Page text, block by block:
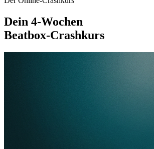
Dein 4-Wochen
Beatbox-Crashkurs